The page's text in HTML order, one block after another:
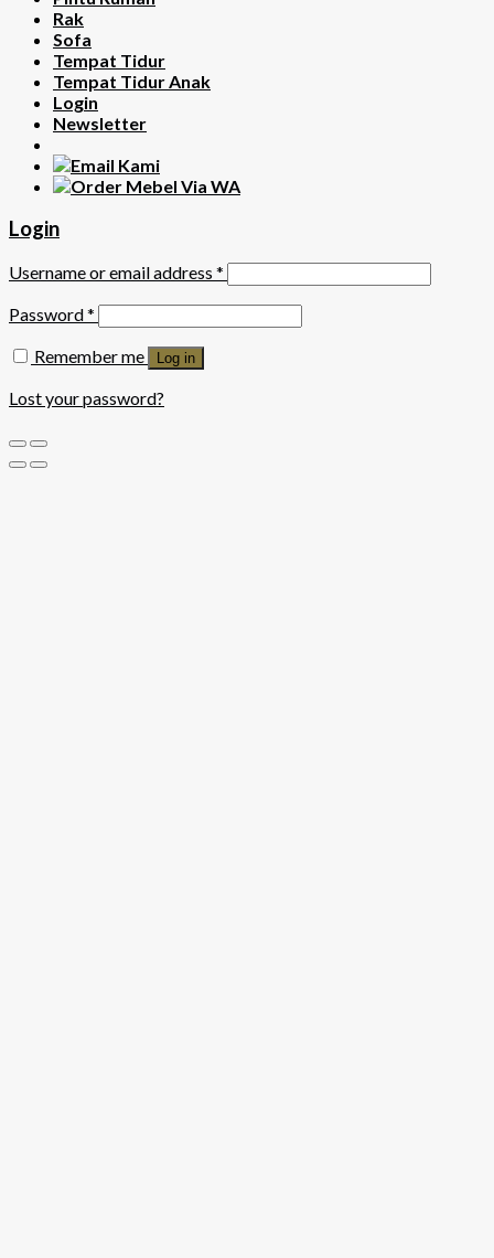
Rak
Sofa
Tempat Tidur
Tempat Tidur Anak
Login
Newsletter
Login
Username or email address *
Password*
Remember me
Log in
Lost your password?